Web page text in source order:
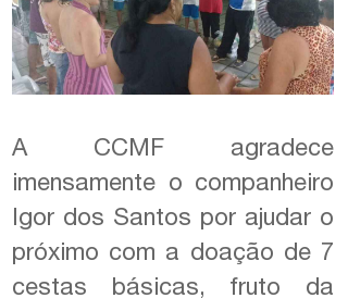
A CCMF agradece
imensamente o companheiro
Igor dos Santos por ajudar o
próximo com a doação de 7
cestas básicas, fruto da